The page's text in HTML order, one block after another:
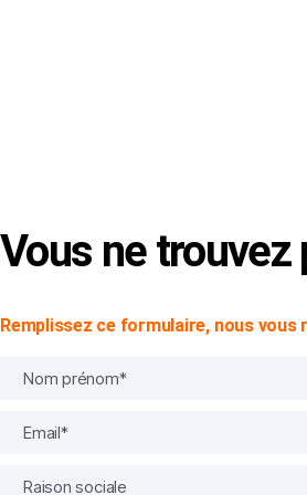
Vous ne trouvez
Remplissez ce formulaire, nous vous